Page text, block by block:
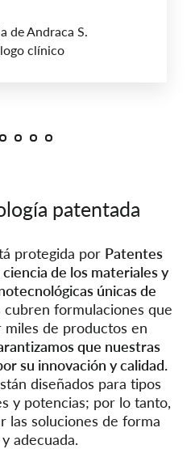
de Andraca S.
clínico
patentada
protegida por Patentes
de los materiales y
únicas de
cubren formulaciones que
de productos en
que nuestras
su innovación y calidad.
diseñados para tipos
y potencias; por lo tanto,
las soluciones de forma
adecuada.